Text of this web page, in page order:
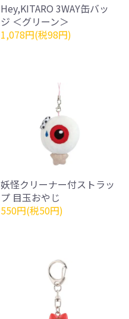
Hey,KITARO 3WAY缶バッ
ジ ＜グリーン＞
1,078円(税98円)
妖怪クリーナー付ストラッ
プ 目玉おやじ
550円(税50円)